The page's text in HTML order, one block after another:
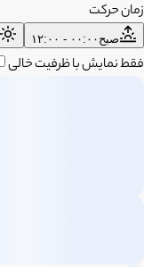
زمان حرکت
صبح ۰۰:۰۰ - ۱۲:۰۰
فقط نمایش با ظرفیت خالی